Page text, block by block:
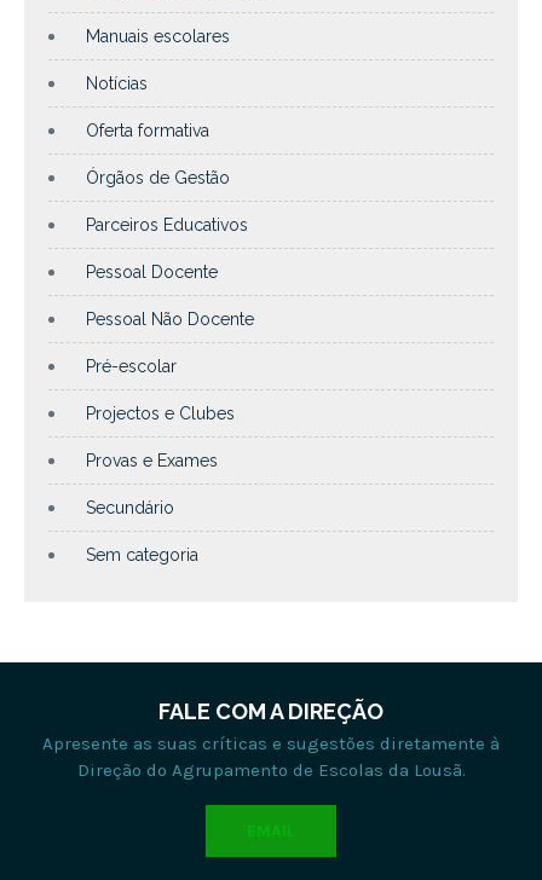
Manuais escolares
Notícias
Oferta formativa
Órgãos de Gestão
Parceiros Educativos
Pessoal Docente
Pessoal Não Docente
Pré-escolar
Projectos e Clubes
Provas e Exames
Secundário
Sem categoria
FALE COM A DIREÇÃO
Apresente as suas críticas e sugestões diretamente à
Direção do Agrupamento de Escolas da Lousã.
EMAIL